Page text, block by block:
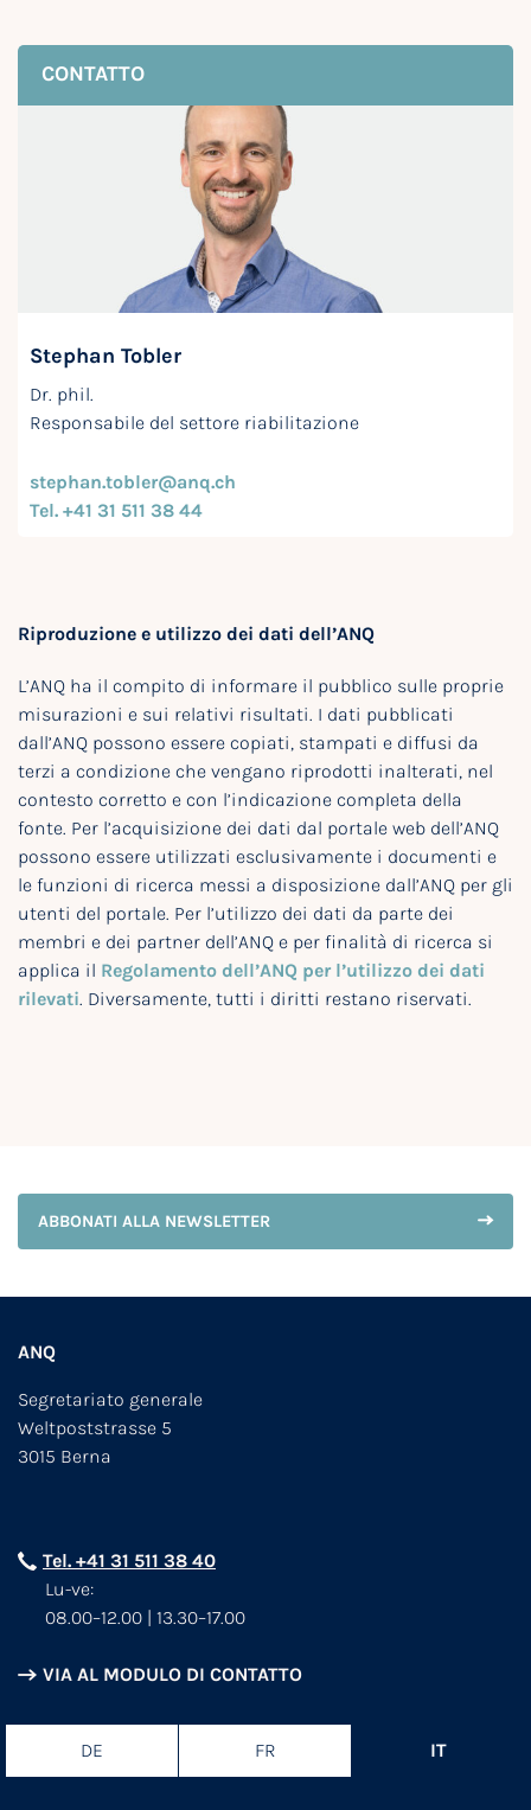
CONTATTO
Stephan Tobler
Dr. phil.
Responsabile del settore riabilitazione
stephan.tobler@anq.ch
Tel. +41 31 511 38 44
Riproduzione e utilizzo dei dati dell’ANQ
L’ANQ ha il compito di informare il pubblico sulle proprie
misurazioni e sui relativi risultati. I dati pubblicati
dall’ANQ possono essere copiati, stampati e diffusi da
terzi a condizione che vengano riprodotti inalterati, nel
contesto corretto e con l’indicazione completa della
fonte. Per l’acquisizione dei dati dal portale web dell’ANQ
possono essere utilizzati esclusivamente i documenti e
le funzioni di ricerca messi a disposizione dall’ANQ per gli
utenti del portale. Per l’utilizzo dei dati da parte dei
membri e dei partner dell’ANQ e per finalità di ricerca si
applica il Regolamento dell’ANQ per l’utilizzo dei dati
rilevati. Diversamente, tutti i diritti restano riservati.
ABBONATI ALLA NEWSLETTER
ANQ
Segretariato generale
Weltpoststrasse 5
3015 Berna
Tel. +41 31 511 38 40
Lu-ve:
08.00–12.00 | 13.30–17.00
VIA AL MODULO DI CONTATTO
DE FR IT